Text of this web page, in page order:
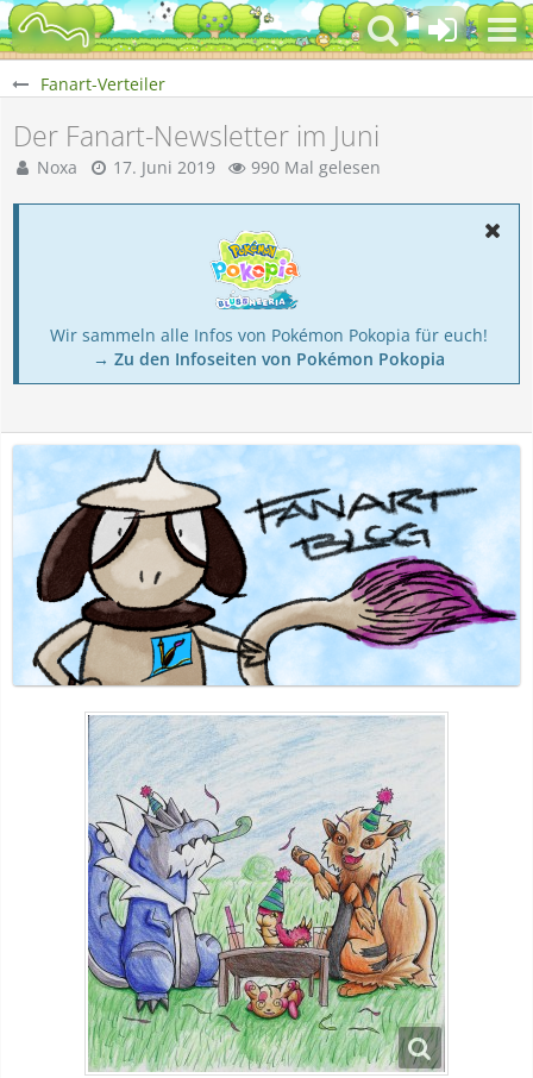
Fanart-Verteiler
Der Fanart-Newsletter im Juni
Noxa 17. Juni 2019 990 Mal gelesen
Wir sammeln alle Infos von Pokémon Pokopia für euch!
→ Zu den Infoseiten von Pokémon Pokopia